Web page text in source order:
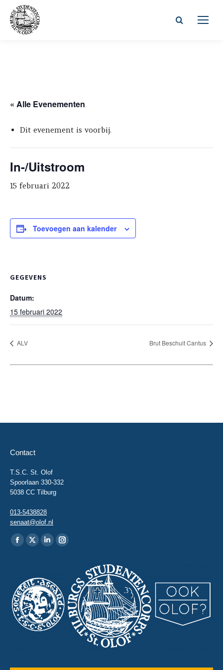
Zoeken:
« Alle Evenementen
Dit evenement is voorbij.
In-/Uitstroom
15 februari 2022
Toevoegen aan kalender
GEGEVENS
Datum:
15 februari 2022
ALV Brut Beschuit Cantus
Contact
T.S.C. St. Olof
Spoorlaan 330-332
5038 CC Tilburg
013-5438828
senaat@olof.nl
Vind ons op:
Facebook
in
new
window
X
in
new
window
Linkedin
in
new
window
Instagram
new
window